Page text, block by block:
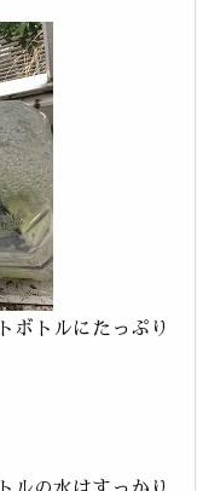
ボトルにたっぷり